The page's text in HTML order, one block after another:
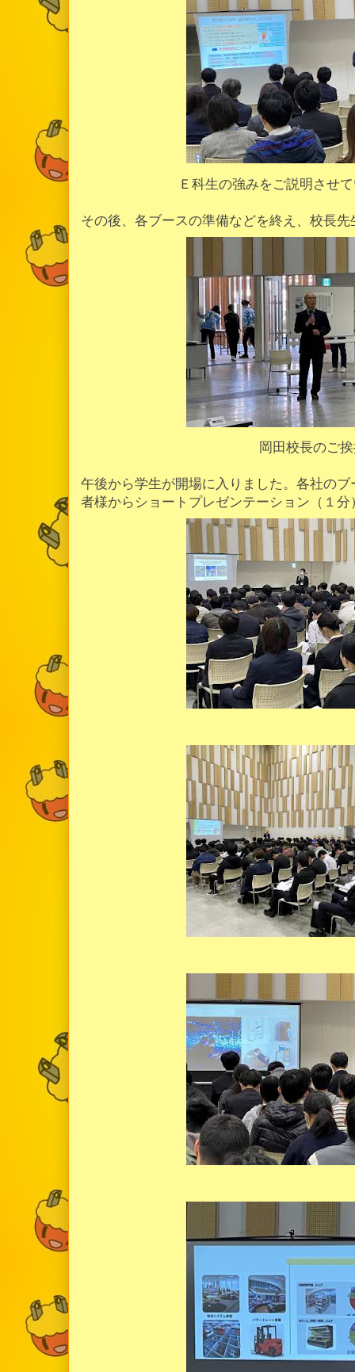
Ｅ科生の強みをご説明させ
その後、各ブースの準備などを終え、校長
岡田校長のご
午後から学生が開場に入りました。各社の
者様からショートプレゼンテーション（１